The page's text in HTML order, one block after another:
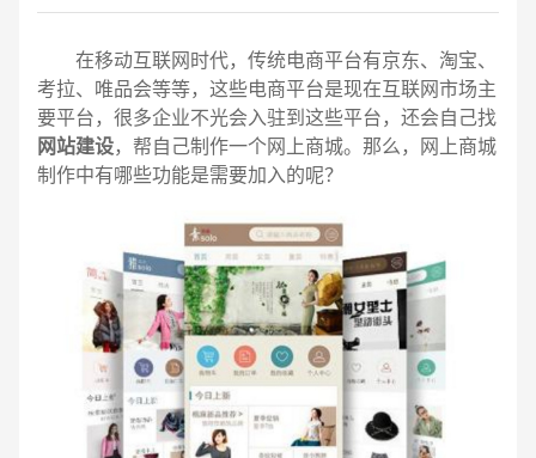
在移动互联网时代，传统电商平台有京东、淘宝、
考拉、唯品会等等，这些电商平台是现在互联网市场主
要平台，很多企业不光会入驻到这些平台，还会自己找
网站建设，帮自己制作一个网上商城。那么，网上商城
制作中有哪些功能是需要加入的呢？